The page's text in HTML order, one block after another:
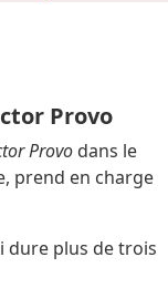
Provo
Provo dans le
prend en charge
dure plus de trois